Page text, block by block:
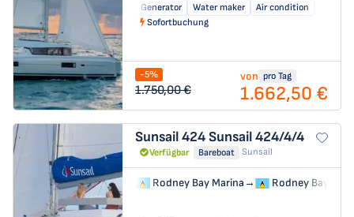
Generator Water maker
Air condition
Sofortbuchung
-5%
1.750,00 €
von pro Tag
1.662,50 €
Sunsail 424Sunsail 424/4/4
Verfügbar Bareboat Sunsail
Rodney Bay Marina→ Rodney Bay